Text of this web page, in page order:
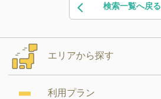
検索一覧へ戻る
エリアから探す
利用プラン